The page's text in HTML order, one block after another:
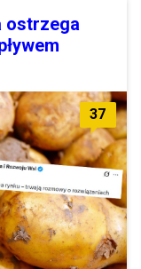
ostrzega
37